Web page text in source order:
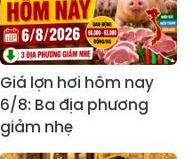
Giá lợn hơi hôm nay
6/8: Ba địa phương
giảm nhẹ